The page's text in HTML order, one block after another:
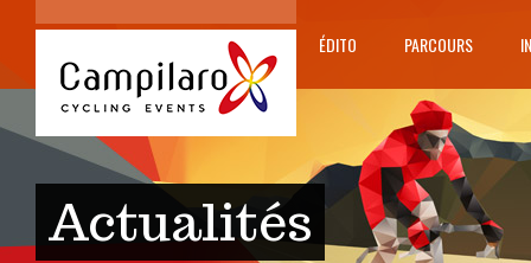
ÉDITO PARCOURS
Actualités